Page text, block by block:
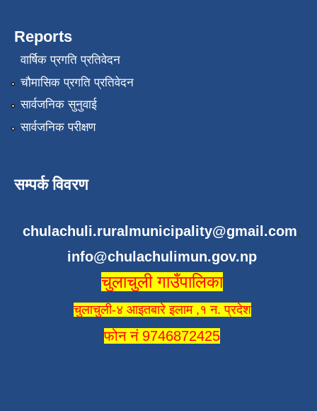
Reports
वार्षिक प्रगति प्रतिवेदन
चौमासिक प्रगति प्रतिवेदन
सार्वजनिक सुनुवाई
सार्वजनिक परीक्षण
सम्पर्क विवरण
chulachuli.ruralmunicipality@gmail.com,
info@chulachulimun.gov.np
चुलाचुली गाउँपालिका
चुलाचुली-४ आइतबारे इलाम ,१ न. प्रदेश
फोन नं 9746872425